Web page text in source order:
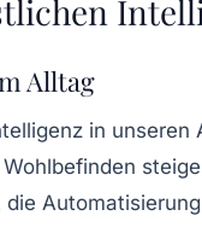
Alltag
in unseren
die